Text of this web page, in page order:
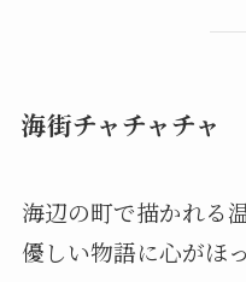
海街チャチャチャ
海辺の町で描かれる
優しい物語に心がほ